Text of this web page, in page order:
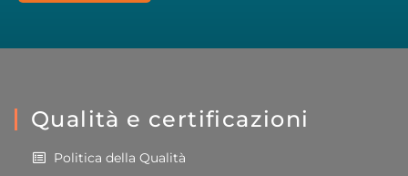
Qualità e certificazioni
Politica della Qualità